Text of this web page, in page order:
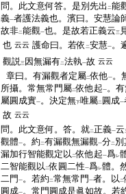
問。此文意何答。是別先出 二能
義一者護法義也。濱曰。安慧論
故非二能觀一也。是故若正義云三
也 云云 護命曰。若依 二安慧一。
觀説三 因無漏有二法執一故 云云
章曰。有漏觀者定屬二依他一。
所攝。常無常門屬二依他起一。
屬圓成實一。決定無下唯屬二 圓成一
故 云云
問。此文意何。答。就二正義一云
觀體一。約 二有漏觀無漏觀一分二 別
漏加行智能觀定以 二依他起一爲レ
二智能觀以 二依圓二性一爲レ體。
二門 一。若約 二常無常門 一者。以 二
圓成一。常門圓成是眞如故。若